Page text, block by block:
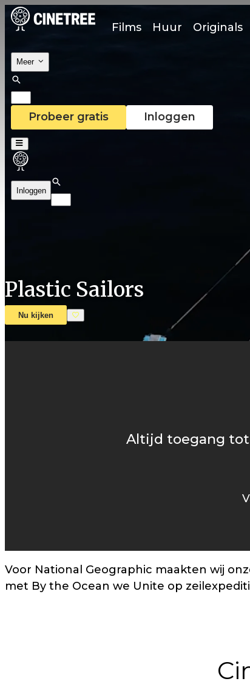
Films Huur Originals
Meer
Probeer gratis Inloggen
Inloggen
Plastic Sailors
Nu kijken
Altijd toegang
Voor National Geographic maakten wij
met By the Ocean we Unite op